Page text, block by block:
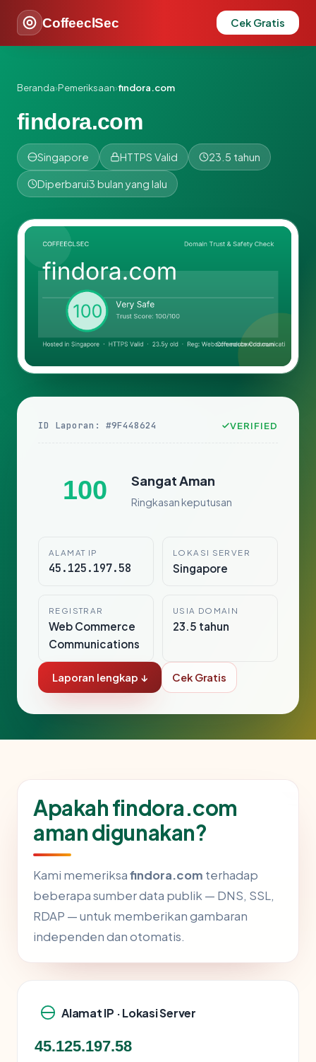
CoffeeclSec Cek Gratis
Beranda›Pemeriksaan›findora.com
findora.com
Singapore HTTPS Valid 23.5 tahun
Diperbarui3 bulan yang lalu
ID Laporan: #9F448624 VERIFIED
100 Sangat Aman
Ringkasan keputusan
ALAMAT IP
45.125.197.58
LOKASI SERVER
Singapore
REGISTRAR
Web Commerce
Communications
USIA DOMAIN
23.5 tahun
Laporan lengkap ↓ Cek Gratis
Apakah findora.com
aman digunakan?
Kami memeriksafindora.com terhadap
beberapa sumber data publik — DNS, SSL,
RDAP — untuk memberikan gambaran
independen dan otomatis.
Alamat IP · Lokasi Server
45.125.197.58